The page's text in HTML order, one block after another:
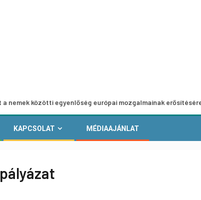
egyenlőség európai mozgalmainak erősítésére
KAPCSOLAT MÉDIAAJÁNLAT